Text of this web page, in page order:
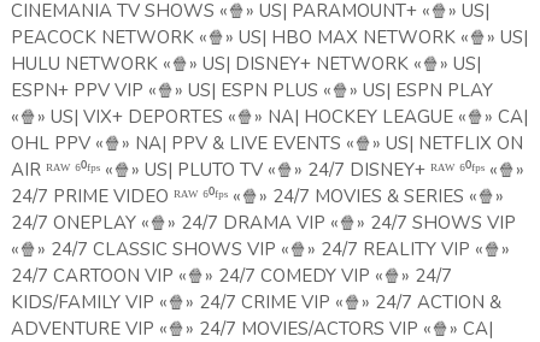
CINEMANIA TV SHOWS «🍿» US| PARAMOUNT+ «🍿» US|
PEACOCK NETWORK «🍿» US| HBO MAX NETWORK «🍿» US|
HULU NETWORK «🍿» US| DISNEY+ NETWORK «🍿» US|
ESPN+ PPV VIP «🍿» US| ESPN PLUS «🍿» US| ESPN PLAY
«🍿» US| VIX+ DEPORTES «🍿» NA| HOCKEY LEAGUE «🍿» CA|
OHL PPV «🍿» NA| PPV & LIVE EVENTS «🍿» US| NETFLIX ON
AIR ᴿᴬᵂ ⁶⁰ᶠᵖˢ «🍿» US| PLUTO TV «🍿» 24/7 DISNEY+ ᴿᴬᵂ ⁶⁰ᶠᵖˢ «🍿»
24/7 PRIME VIDEO ᴿᴬᵂ ⁶⁰ᶠᵖˢ «🍿» 24/7 MOVIES & SERIES «🍿»
24/7 ONEPLAY «🍿» 24/7 DRAMA VIP «🍿» 24/7 SHOWS VIP
«🍿» 24/7 CLASSIC SHOWS VIP «🍿» 24/7 REALITY VIP «🍿»
24/7 CARTOON VIP «🍿» 24/7 COMEDY VIP «🍿» 24/7
KIDS/FAMILY VIP «🍿» 24/7 CRIME VIP «🍿» 24/7 ACTION &
ADVENTURE VIP «🍿» 24/7 MOVIES/ACTORS VIP «🍿» CA|